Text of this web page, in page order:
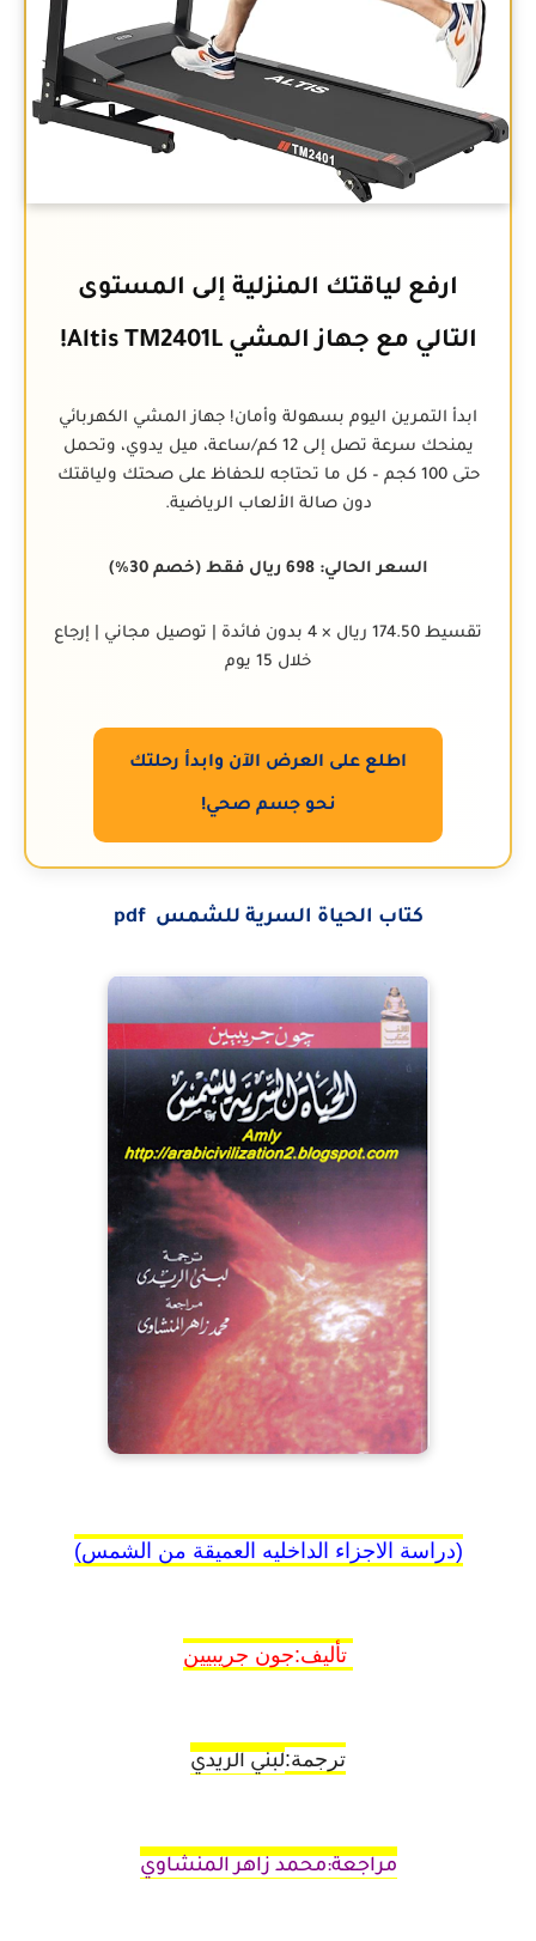
ارفع لياقتك المنزلية إلى المستوى
التالي مع جهاز المشي Altis TM2401L!
ابدأ التمرين اليوم بسهولة وأمان! جهاز المشي الكهربائي
يمنحك سرعة تصل إلى 12 كم/ساعة، ميل يدوي، وتحمل
حتى 100 كجم – كل ما تحتاجه للحفاظ على صحتك ولياقتك
دون صالة الألعاب الرياضية.
السعر الحالي: 698 ريال فقط (خصم 30%)
تقسيط 174.50 ريال × 4 بدون فائدة | توصيل مجاني | إرجاع
خلال 15 يوم
اطلع على العرض الآن وابدأ رحلتك
نحو جسم صحي!
كتاب الحياة السرية للشمس pdf
(دراسة الاجزاء الداخليه العميقة من الشمس)
تأليف:جون جريبيين
ترجمة:لبني الريدي
مراجعة:محمد زاهر المنشاوي